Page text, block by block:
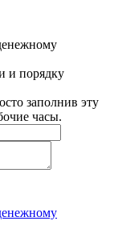
и порядку
заполнив эту
часы.